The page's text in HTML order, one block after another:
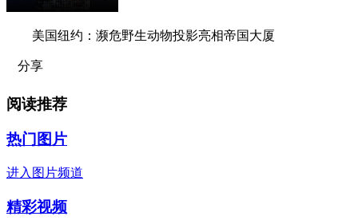
美国纽约：濒危野生动物投影亮相帝国大厦
分享
阅读推荐
热门图片
进入图片频道
精彩视频